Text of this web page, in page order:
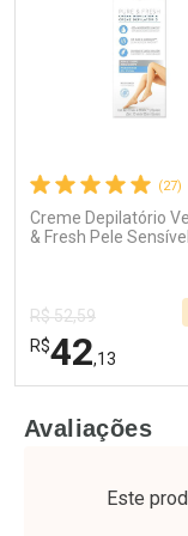
Ativar Desconto
Por R$ 34,39/cada
(27)
Creme Depilatório
& Fresh Pele
R$ 52,59
R$42,13
Laboratório
Por Menos
Avaliações
Este